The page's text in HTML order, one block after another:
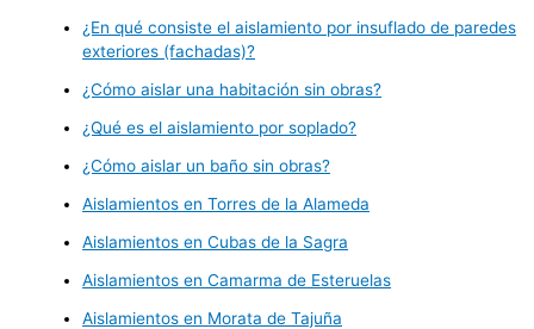
¿En qué consiste el aislamiento por insuflado de paredes
exteriores (fachadas)?
¿Cómo aislar una habitación sin obras?
¿Qué es el aislamiento por soplado?
¿Cómo aislar un baño sin obras?
Aislamientos en Torres de la Alameda
Aislamientos en Cubas de la Sagra
Aislamientos en Camarma de Esteruelas
Aislamientos en Morata de Tajuña